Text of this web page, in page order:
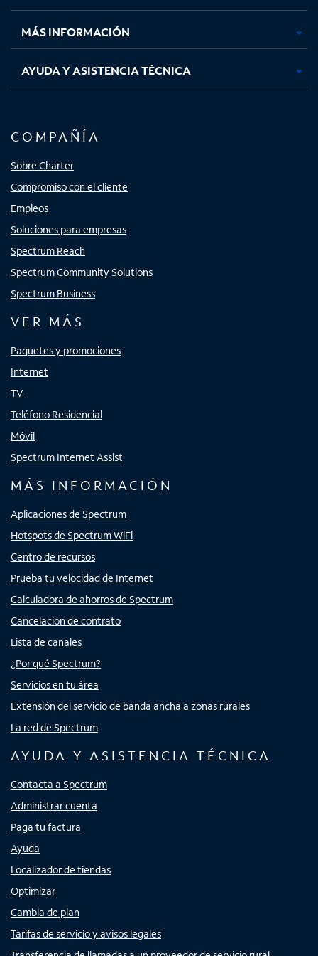
nuevanuevanuevanueva
MÁS INFORMACIÓN
AYUDA Y ASISTENCIA TÉCNICA
COMPAÑÍA
Sobre Charter
Compromiso con el cliente
Empleos
Soluciones para empresas
Spectrum Reach
Spectrum Community Solutions
Spectrum Business
VER MÁS
Paquetes y promociones
Internet
TV
Teléfono Residencial
Móvil
Spectrum Internet Assist
MÁS INFORMACIÓN
Aplicaciones de Spectrum
Hotspots de Spectrum WiFi
Centro de recursos
Prueba tu velocidad de Internet
Calculadora de ahorros de Spectrum
Cancelación de contrato
Lista de canales
¿Por qué Spectrum?
Servicios en tu área
Extensión del servicio de banda ancha a zonas rurales
La red de Spectrum
AYUDA Y ASISTENCIA TÉCNICA
Contacta a Spectrum
Administrar cuenta
Paga tu factura
Ayuda
Localizador de tiendas
Optimizar
Cambia de plan
Tarifas de servicio y avisos legales